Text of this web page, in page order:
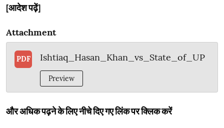
[आदेश पढ़ें]
Attachment
PDF Ishtiaq_Hasan_Khan_vs_State_of_UP
Preview
और अधिक पढ़ने के लिए नीचे दिए गए लिंक पर क्लिक करें